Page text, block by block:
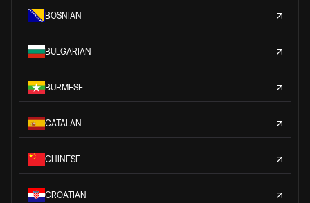
BOSNIAN
BULGARIAN
BURMESE
CATALAN
CHINESE
CROATIAN